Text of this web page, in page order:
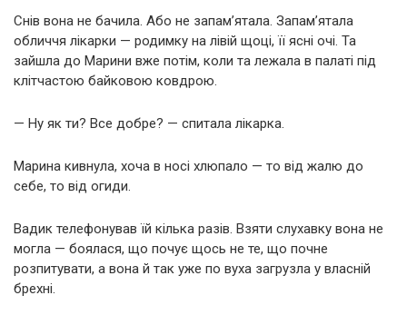
Снів вона не бачила. Або не запам’ятала. Запам’ятала
обличчя лікарки — родимку на лівій щоці, її ясні очі. Та
зайшла до Марини вже потім, коли та лежала в палаті під
клітчастою байковою ковдрою.
— Ну як ти? Все добре? — спитала лікарка.
Марина кивнула, хоча в носі хлюпало — то від жалю до
себе, то від огиди.
Вадик телефонував їй кілька разів. Взяти слухавку вона не
могла — боялася, що почує щось не те, що почне
розпитувати, а вона й так уже по вуха загрузла у власній
брехні.